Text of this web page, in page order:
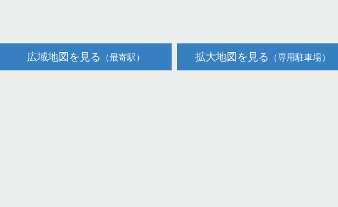
広域地図を見る （最寄駅） 拡大地図を見る （専用駐車場）